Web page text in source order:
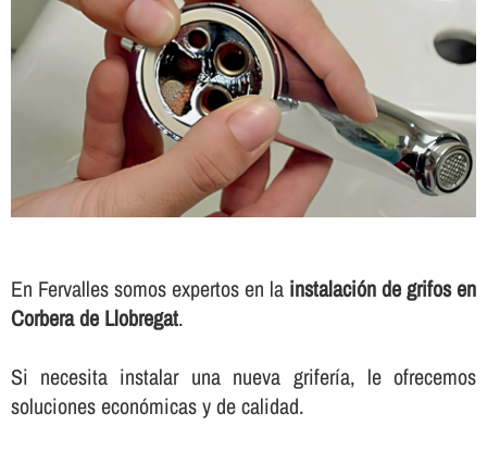
En Fervalles somos expertos en la instalación de grifos en
Corbera de Llobregat.
Si necesita instalar una nueva griferí­a, le ofrecemos
soluciones económicas y de calidad.